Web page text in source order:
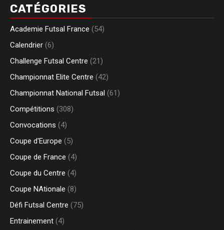
CATÉGORIES
Academie Futsal France (54)
Calendrier (6)
Challenge Futsal Centre (21)
Championnat Elite Centre (42)
Championnat National Futsal (61)
Compétitions (308)
Convocations (4)
Coupe d'Europe (5)
Coupe de France (4)
Coupe du Centre (4)
Coupe NAtionale (8)
Défi Futsal Centre (75)
Entrainement (4)